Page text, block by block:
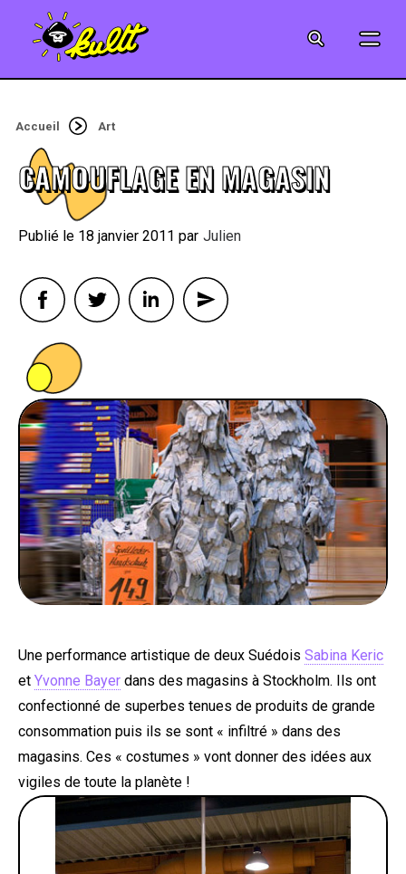
MUSIQUE
CRÉATION
ART
VINTAGE
PEOPLE
FOOD
BONS PLANS
SOUTENEZ KULTT
Accueil Art
CAMOUFLAGE EN MAGASIN
18 janvier 2011 By Julien
Une performance artistique de deux Suédois Sabina Keric
et Yvonne Bayer dans des magasins à Stockholm. Ils ont
confectionné de superbes tenues de produits de grande
consommation puis ils se sont « infiltré » dans des
magasins. Ces « costumes » vont donner des idées aux
vigiles de toute la planète !